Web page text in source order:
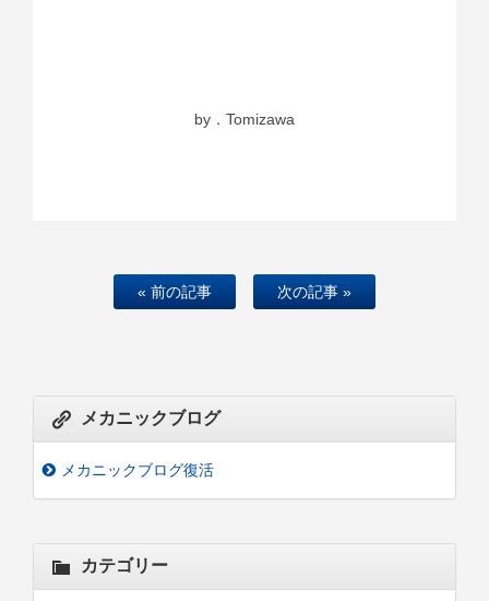
by．Tomizawa
« 前の記事 次の記事 »
メカニックブログ
メカニックブログ復活
カテゴリー